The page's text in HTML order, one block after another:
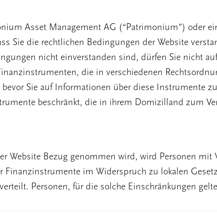
Asset Management AG (“Patrimonium”) oder
Sie die rechtlichen Bedingungen der Website
nicht einverstanden sind, dürfen Sie nicht
die in verschiedenen
Sie auf Informationen über diese Instrumente
beschränkt, die in ihrem Domizilland zum
Website Bezug genommen wird, wird Personen
im Widerspruch zu lokalen
Personen, für die solche Einschränkungen